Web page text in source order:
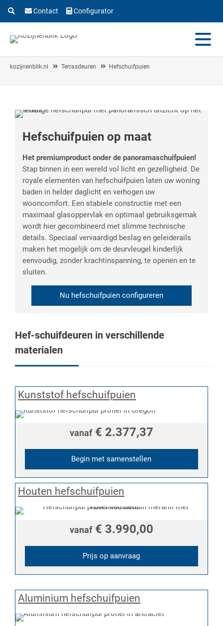
Contact Configurator
kozijnenblik.nl Terrasdeuren Hefschuifpuien
Hefschuifpuien op maat
Het premiumproduct onder de panoramaschuifpuien!
Stap binnen in een wereld vol licht en gezelligheid. De
royale elementen van hefschuifpuien laten uw woning
baden in helder daglicht en verhogen uw
wooncomfort. Een stabiele constructie met een
maximaal glasoppervlak en optimaal gebruiksgemak
wordt hier gecombineerd met slimme technische
details. Speciaal vervaardigd beslag en geleiderails
maken het mogelijk om de deurvleugel kinderlijk
eenvoudig, zonder krachtinspanning, te openen en te
sluiten.
Nu hefschuifpuien configureren
Hef-schuifdeuren in verschillende
materialen
Kunststof hefschuifpuien
vanaf€ 2.377,37
Begin met samenstellen
Houten hefschuifpuien
vanaf€ 3.990,00
Prijs op aanvraag
Aluminium hefschuifpuien